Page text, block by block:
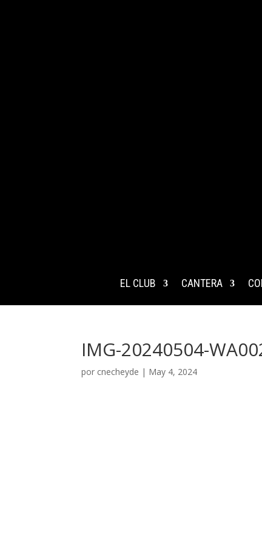
EL CLUB CANTERA
IMG-20240504-
por cnecheyde | May 4, 2024